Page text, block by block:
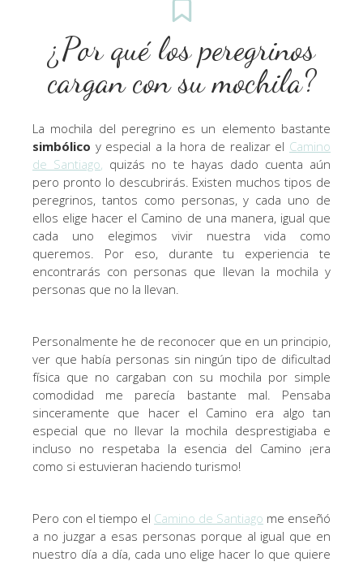
¿Por qué los peregrinos
cargan con su mochila?
La mochila del peregrino es un elemento bastante
simbólico y especial a la hora de realizar el Camino
de Santiago, quizás no te hayas dado cuenta aún
pero pronto lo descubrirás. Existen muchos tipos de
peregrinos, tantos como personas, y cada uno de
ellos elige hacer el Camino de una manera, igual que
cada uno elegimos vivir nuestra vida como
queremos. Por eso, durante tu experiencia te
encontrarás con personas que llevan la mochila y
personas que no la llevan.
Personalmente he de reconocer que en un principio,
ver que había personas sin ningún tipo de dificultad
física que no cargaban con su mochila por simple
comodidad me parecía bastante mal. Pensaba
sinceramente que hacer el Camino era algo tan
especial que no llevar la mochila desprestigiaba e
incluso no respetaba la esencia del Camino ¡era
como si estuvieran haciendo turismo!
Pero con el tiempo el Camino de Santiago me enseñó
a no juzgar a esas personas porque al igual que en
nuestro día a día, cada uno elige hacer lo que quiere